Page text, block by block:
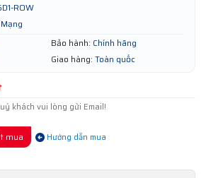
ROW
Bảo hành: Chính hãng
Giao hàng: Toàn quốc
khách vui lòng gửi Email!
mua Hướng dẫn mua